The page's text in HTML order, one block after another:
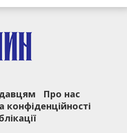
Про нас
конфіденційності